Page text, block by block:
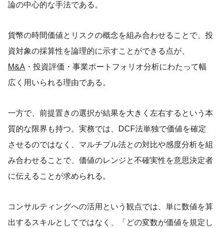
論の中心的な手法である。
貨幣の時間価値とリスクの概念を組み合わせることで、投
資対象の採算性を論理的に示すことができる点が、
M&A ・投資評価・事業ポートフォリオ分析にわたって幅
広く用いられる理由である。
一方で、前提置きの選択が結果を大きく左右するという本
質的な限界も持つ。実務では、DCF法単独で価値を確定
させるのではなく、マルチプル法との対比や感度分析を組
み合わせることで、価値のレンジと不確実性を意思決定者
に伝えることが求められる。
コンサルティングへの活用という観点では、単に数値を算
出するスキルとしてではなく、「どの変数が価値を規定し